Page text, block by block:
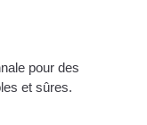
pour des
et sûres.